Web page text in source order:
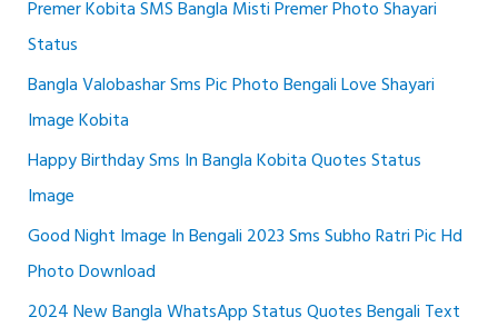
Premer Kobita SMS Bangla Misti Premer Photo Shayari
Status
Bangla Valobashar Sms Pic Photo Bengali Love Shayari
Image Kobita
Happy Birthday Sms In Bangla Kobita Quotes Status
Image
Good Night Image In Bengali 2023 Sms Subho Ratri Pic Hd
Photo Download
2024 New Bangla WhatsApp Status Quotes Bengali Text